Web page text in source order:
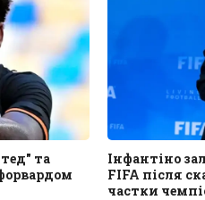
та
Інфантіно
FIFA після
частки